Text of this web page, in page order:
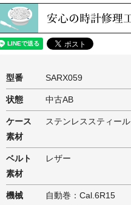
型番 SARX059
状態 中古AB
ケース
素材
ステンレススティール
ベルト
素材
レザー
機械
自動巻：Cal.6R15